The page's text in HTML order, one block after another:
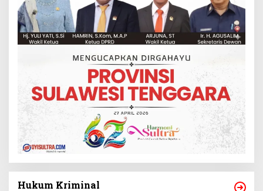
Hukum Kriminal